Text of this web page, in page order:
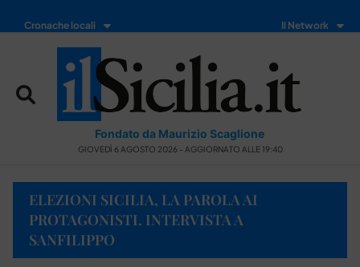
Cronache locali Il Network
Fondato da Maurizio Scaglione
GIOVEDÌ 6 AGOSTO 2026 - AGGIORNATO ALLE 19:40
ELEZIONI SICILIA, LA PAROLA AI
PROTAGONISTI. INTERVISTA A
SANFILIPPO